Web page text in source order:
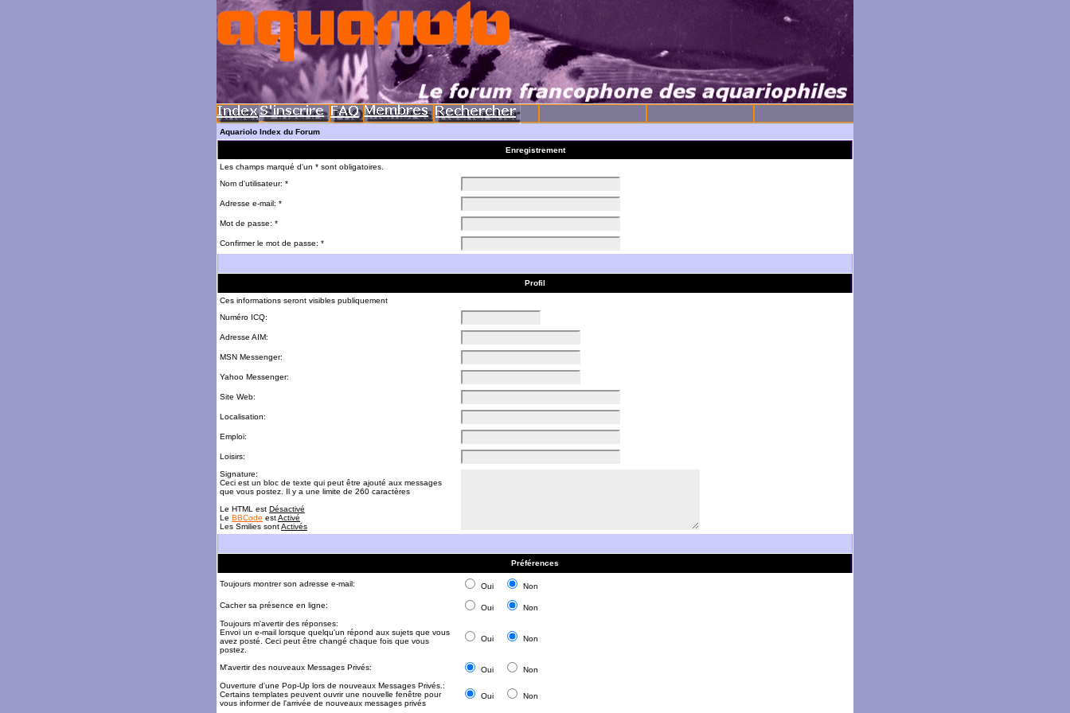
Aquariolo Index du Forum
Enregistrement
Les champs marqué d'un * sont obligatoires.
Nom d'utilisateur: *
Adresse e-mail: *
Mot de passe: *
Confirmer le mot de passe: *
Profil
Ces informations seront visibles publiquement
Numéro ICQ:
Adresse AIM:
MSN Messenger:
Yahoo Messenger:
Site Web:
Localisation:
Emploi:
Loisirs:
Signature:
Ceci est un bloc de texte qui peut être ajouté aux messages
que vous postez. Il y a une limite de 260 caractères
Le HTML est Désactivé
Le BBCode estActivé
Les Smilies sontActivés
Préférences
Toujours montrer son adresse e-mail: Oui Non
Cacher sa présence en ligne: Oui
Non
Toujours m'avertir des réponses:
Envoi un e-mail lorsque quelqu'un répond aux sujets que vous
avez posté. Ceci peut être changé chaque fois que vous
postez.
Oui Non
M'avertir des nouveaux Messages Privés: Oui
Non
Ouverture d'une Pop-Up lors de nouveaux Messages Privés.:
Certains templates peuvent ouvrir une nouvelle fenêtre pour
vous informer de l'arrivée de nouveaux messages privés
Oui Non